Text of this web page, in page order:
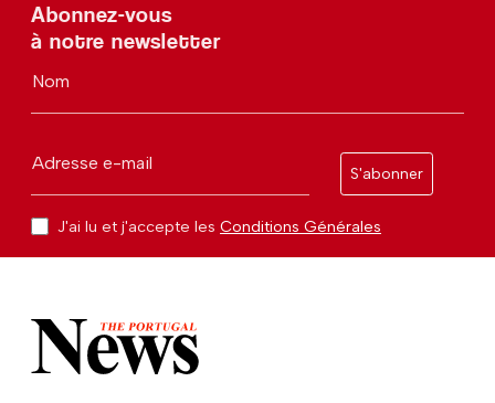
Abonnez-vous
à notre newsletter
Nom
Adresse e-mail
S'abonner
J'ai lu et j'accepte les Conditions Générales